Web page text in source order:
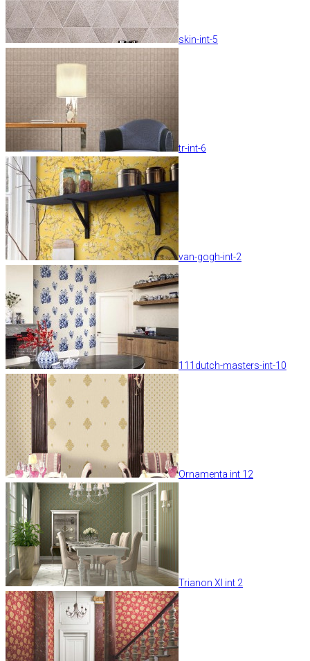
skin-int-5
tr-int-6
van-gogh-int-2
111dutch-masters-int-10
Ornamenta int 12
Trianon XI int 2